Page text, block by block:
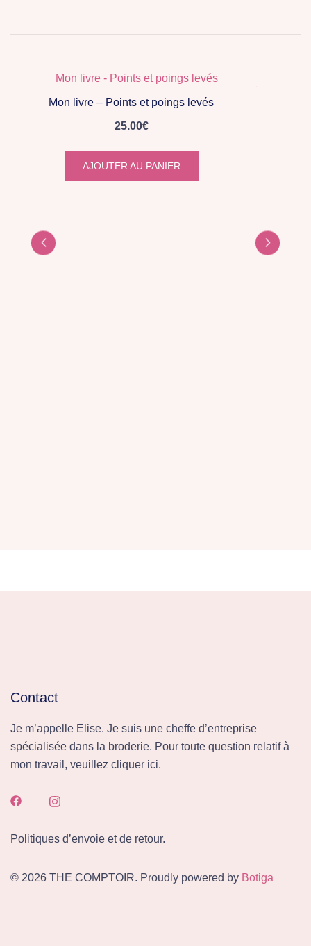
Mon livre – Points et poings levés
25.00€
AJOUTER AU PANIER
Contact
Je m’appelle Elise. Je suis une cheffe d’entreprise
spécialisée dans la broderie. Pour toute question relatif à
mon travail, veuillez cliquer ici.
Politiques d’envoie et de retour.
© 2026 THE COMPTOIR. Proudly powered by Botiga